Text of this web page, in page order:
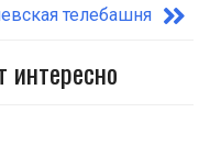
телебашня
интересно